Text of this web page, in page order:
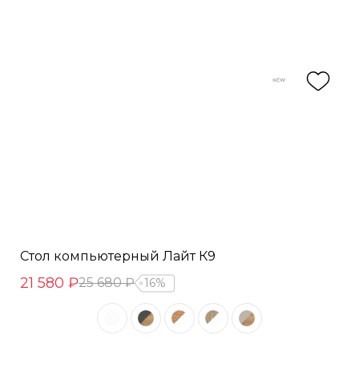
Стол компьютерный Лайт К9
21 580 ₽25 680 ₽ 16%